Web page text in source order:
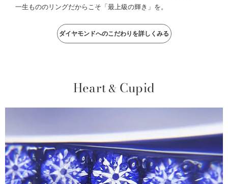
一生もののリングだからこそ「最上級の輝き」を。
ダイヤモンドへのこだわりを詳しくみる
Heart& Cupid